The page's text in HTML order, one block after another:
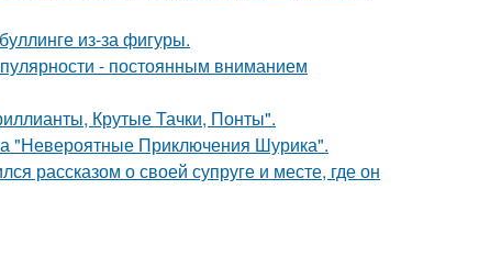
из-за фигуры.
- постоянным вниманием
Крутые Тачки, Понты".
"Невероятные Приключения Шурика".
рассказом о своей супруге и месте, где он